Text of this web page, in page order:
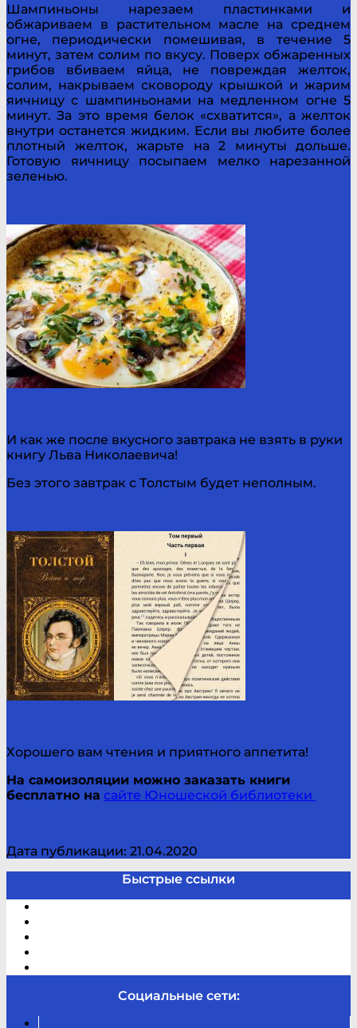
Шампиньоны нарезаем пластинками и
обжариваем в растительном масле на среднем
огне, периодически помешивая, в течение 5
минут, затем солим по вкусу. Поверх обжаренных
грибов вбиваем яйца, не повреждая желток,
солим, накрываем сковороду крышкой и жарим
яичницу с шампиньонами на медленном огне 5
минут. За это время белок «схватится», а желток
внутри останется жидким. Если вы любите более
плотный желток, жарьте на 2 минуты дольше.
Готовую яичницу посыпаем мелко нарезанной
зеленью.
И как же после вкусного завтрака не взять в руки
книгу Льва Николаевича!
Без этого завтрак с Толстым будет неполным.
Хорошего вам чтения и приятного аппетита!
На самоизоляции можно заказать книги
бесплатно на сайте Юношеской библиотеки
Дата публикации: 21.04.2020
Быстрые ссылки
Социальные сети: